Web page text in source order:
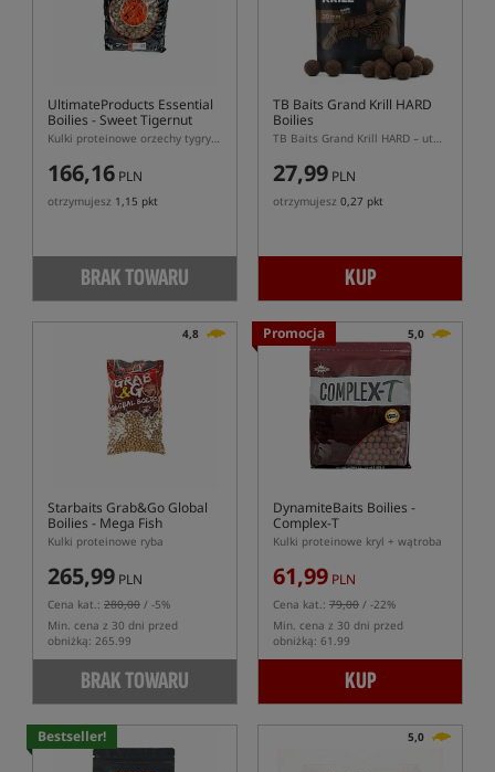
UltimateProducts Essential
Boilies - Sweet Tigernut
Kulki proteinowe orzechy tygrysie
166,16 PLN
otrzymujesz 1,15 pkt
BRAK TOWARU
TB Baits Grand Krill HARD
Boilies
TB Baits Grand Krill HARD – utwardzane kulki proteinowe
27,99 PLN
otrzymujesz 0,27 pkt
KUP
4,8
Starbaits Grab&Go Global
Boilies - Mega Fish
Kulki proteinowe ryba
265,99 PLN
Cena kat.: 280,00 / -5%
Min. cena z 30 dni przed
obniżką: 265.99
BRAK TOWARU
Promocja 5,0
DynamiteBaits Boilies -
Complex-T
Kulki proteinowe kryl + wątroba
61,99 PLN
Cena kat.: 79,00 / -22%
Min. cena z 30 dni przed
obniżką: 61.99
KUP
Bestseller! 5,0